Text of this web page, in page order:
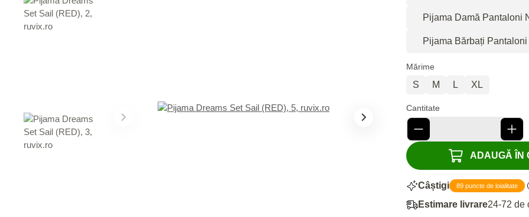
Pijama Damă Pantaloni
Pijama Bărbați
Mărime
S M L XL
Cantitate
ADAUGĂ ÎN
Câștigi 89 puncte de loialitate
Estimare livrare24-72 de